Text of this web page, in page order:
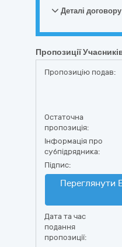
Деталі договору
Пропозиції
Пропозицію подав:
Остаточна
пропозиція:
Інформація про
субпідрядника:
Підпис:
Переглянути
Дата та час
подання
пропозиції: